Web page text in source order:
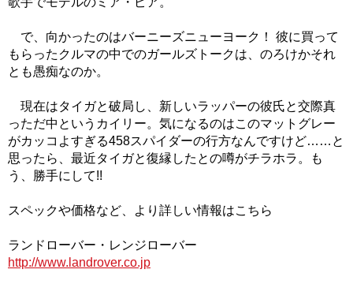
で、向かったのはバーニーズニューヨーク！ 彼に買って
もらったクルマの中でのガールズトークは、のろけかそれ
とも愚痴なのか。
現在はタイガと破局し、新しいラッパーの彼氏と交際真
っただ中というカイリー。気になるのはこのマットグレー
がカッコよすぎる458スパイダーの行方なんですけど……と
思ったら、最近タイガと復縁したとの噂がチラホラ。も
う、勝手にして!!
スペックや価格など、より詳しい情報はこちら
ランドローバー・レンジローバー
http://www.landrover.co.jp